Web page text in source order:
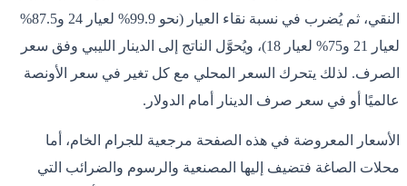
النقي، ثم يُضرب في نسبة نقاء العيار (نحو 99.9% لعيار 24 و87.5%
لعيار 21 و75% لعيار 18)، ويُحوَّل الناتج إلى الدينار الليبي وفق سعر
الصرف. لذلك يتحرك السعر المحلي مع كل تغير في سعر الأونصة
عالميًا أو في سعر صرف الدينار أمام الدولار.
الأسعار المعروضة في هذه الصفحة مرجعية للجرام الخام، أما
محلات الصاغة فتضيف إليها المصنعية والرسوم والضرائب التي